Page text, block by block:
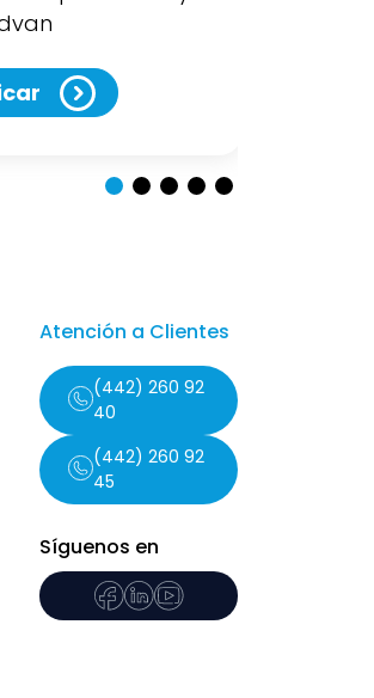
Atención a Clientes
(442) 260 92
40
(442) 260 92
45
Síguenos en